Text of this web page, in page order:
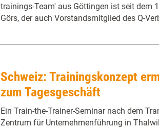
trainings-Team' aus Göttingen ist seit dem
Görs, der auch Vorstandsmitglied des Q-
Schweiz: Trainingskonzept
zum Tagesgeschäft
Ein Train-the-Trainer-Seminar nach dem
Zentrum für Unternehmenführung in